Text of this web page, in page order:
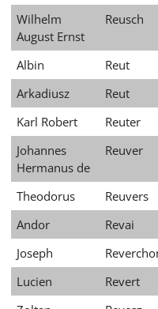
Wilhelm
August Ernst
Reusch
Albin Reut
Arkadiusz
Reut
Karl Robert
Reuter
Johannes
Hermanus de
Reuver
Theodorus Reuvers
Andor
Revai
Joseph
Lucien
Revert